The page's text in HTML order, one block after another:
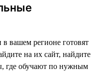
вашем регионе готовят
на их сайт, найдите
где обучают по нужным